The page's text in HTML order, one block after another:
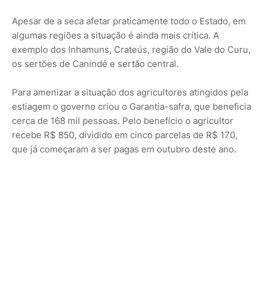
Apesar de a seca afetar praticamente todo o Estado, em
algumas regiões a situação é ainda mais crítica. A
exemplo dos Inhamuns, Crateús, região do Vale do Curu,
os sertões de Canindé e sertão central.
Para amenizar a situação dos agricultores atingidos pela
estiagem o governo criou o Garantia-safra, que beneficia
cerca de 168 mil pessoas. Pelo benefício o agricultor
recebe R$ 850, dividido em cinco parcelas de R$ 170,
que já começaram a ser pagas em outubro deste ano.